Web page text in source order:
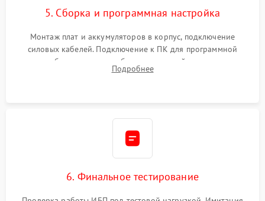
5. Сборка и программная настройка
Монтаж плат и аккумуляторов в корпус, подключение
силовых кабелей. Подключение к ПК для программной
калибровки констант батареи, настройки порогов
срабатывания AVR и сброса счетчиков старения АКБ.
Подробнее
6. Финальное тестирование